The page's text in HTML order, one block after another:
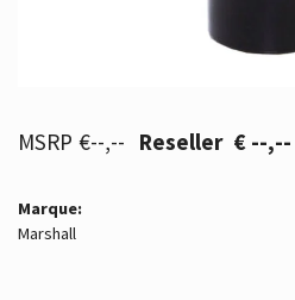
€--,-- € --,--
Marque:
Marshall